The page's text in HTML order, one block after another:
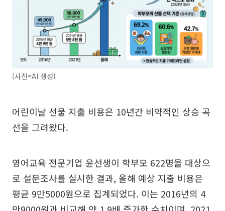
(사진=AI 생성)
어린이날 선물 지출 비용은 10년간 비약적인 상승 곡
선을 그려왔다.
영어교육 전문기업 윤선생이 학부모 622명을 대상으
로 설문조사를 실시한 결과, 올해 예상 지출 비용은
평균 9만5000원으로 집계되었다. 이는 2016년의 4